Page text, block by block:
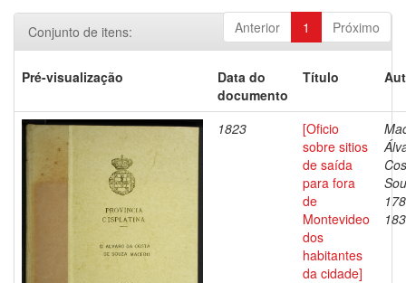
Anterior 1 Próximo
Conjunto de itens:
Pré-visualização
Data do
documento
Título
1823
[Oficio
sobre sitios
de saída
para fora
de
Montevideo
dos
habitantes
da cidade]